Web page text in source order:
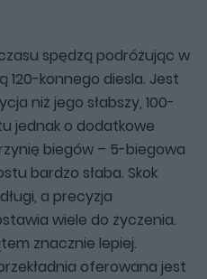
spędzą podróżując w
120-konnego diesla. Jest
niż jego słabszy, 100-
jednak o dodatkowe
biegów – 5-biegowa
bardzo słaba. Skok
a precyzja
wiele do życzenia.
znacznie lepiej.
oferowana jest